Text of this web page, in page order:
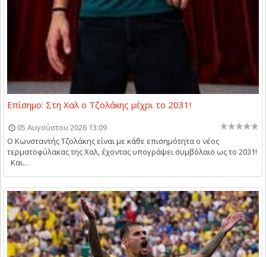
Επίσημο: Στη Χαλ ο Τζολάκης μέχρι το 2031!
05 Αυγούστου 2026 13:09
O Kωνσταντής Τζολάκης είναι με κάθε επισημότητα ο νέος
τερματοφύλακας της Χαλ, έχοντας υπογράψει συμβόλαιο ως το 2031!
Και...